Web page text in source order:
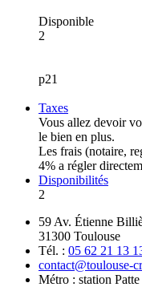
Disponible
2
p21
Taxes
Vous allez devoir
le bien en plus.
Les frais (notaire,
4% a régler
Disponibilités
2
59 Av. Étienne
31300 Toulouse
Tél. : 05 62 21 13
contact@toulouse-
Métro : station